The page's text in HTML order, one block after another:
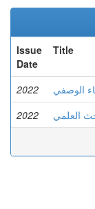
Issue
Date
Title
2022 الوصفي
2022
العلمي